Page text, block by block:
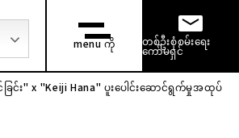
ြင်း။ အလယ်အလတ်အလုပ်အကိုင် ခေါ်ယူခြင်
menu ကို တစ်ဦးစုံစမ်းရေး
ကော်မရှင်
း" x "Keiji Hana" ပူးပေါင်းဆောင်ရွက်မှုအထုပ်